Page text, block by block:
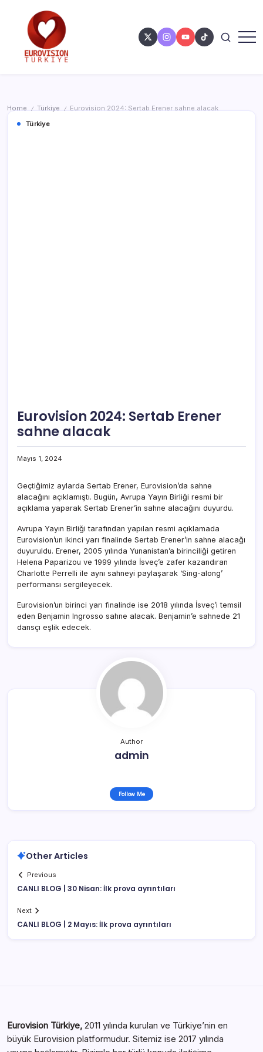
Home / Türkiye /
Eurovision 2024: Sertab Erener sahne alacak
Türkiye
Eurovision 2024: Sertab Erener
sahne alacak
Mayıs 1, 2024
Geçtiğimiz aylarda Sertab Erener, Eurovision’da sahne
alacağını açıklamıştı. Bugün, Avrupa Yayın Birliği resmi bir
açıklama yaparak Sertab Erener’in sahne alacağını duyurdu.
Avrupa Yayın Birliği tarafından yapılan resmi açıklamada
Eurovision’un ikinci yarı finalinde Sertab Erener’in sahne alacağı
duyuruldu. Erener, 2005 yılında Yunanistan’a birinciliği getiren
Helena Paparizou ve 1999 yılında İsveç’e zafer kazandıran
Charlotte Perrelli ile aynı sahneyi paylaşarak ‘Sing-along’
performansı sergileyecek.
Eurovision’un birinci yarı finalinde ise 2018 yılında İsveç’i temsil
eden Benjamin Ingrosso sahne alacak. Benjamin’e sahnede 21
dansçı eşlik edecek.
Author
admin
Follow Me
Other Articles
Previous
CANLI BLOG | 30 Nisan: İlk prova ayrıntıları
Next
CANLI BLOG | 2 Mayıs: İlk prova ayrıntıları
Eurovision Türkiye, 2011 yılında kurulan ve Türkiye’nin en
büyük Eurovision platformudur. Sitemiz ise 2017 yılında